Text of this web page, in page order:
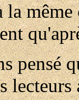
la
pensé
lecteurs